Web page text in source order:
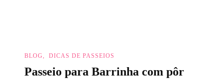
BLOG DICAS DE PASSEIOS
Passeio para Barrinha com pôr